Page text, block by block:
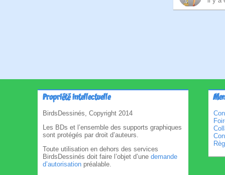
Propriété intellectuelle
BirdsDessinés, Copyright 2014
Les BDs et l’ensemble des supports graphiques
sont protégés par droit d’auteurs.
Toute utilisation en dehors des services
BirdsDessinés doit faire l’objet d’une demande
d’autorisation préalable.